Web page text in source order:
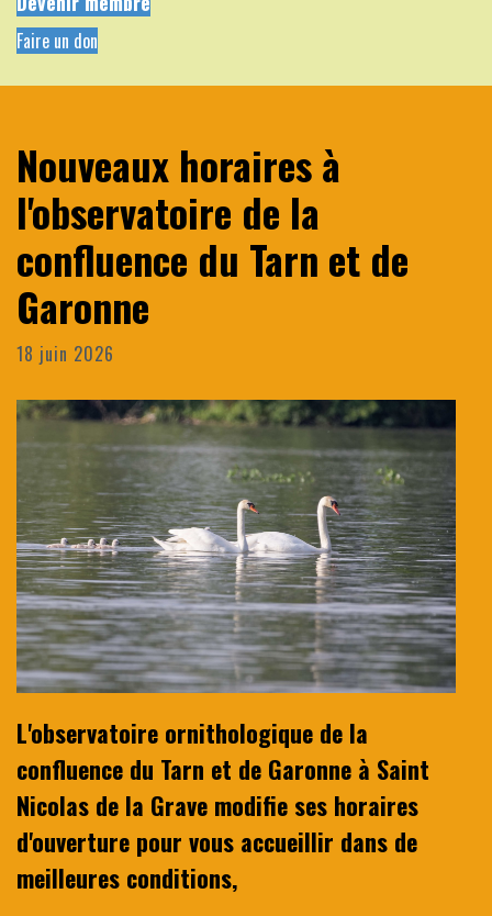
Faire un don
Nouveaux horaires à
l'observatoire de la
confluence du Tarn et de
Garonne
18 juin 2026
L'observatoire ornithologique de la
confluence du Tarn et de Garonne à Saint
Nicolas de la Grave modifie ses horaires
d'ouverture pour vous accueillir dans de
meilleures conditions,